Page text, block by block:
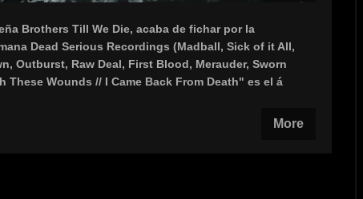
Brothers Till We Die, acaba de fichar por la
Dead Serious Recordings (Madball, Sick of it All,
Outburst, Raw Deal, First Blood, Merauder, Sworn
These Wounds // I Came Back From Death" es el á
More